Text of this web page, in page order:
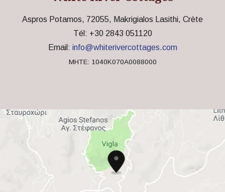
Aspros Potamos, 72055, Makrigialos Lasithi, Crète
Tél: +30 2843 051120
Email: info@whiterivercottages.com
MHTE: 1040K070A0088000